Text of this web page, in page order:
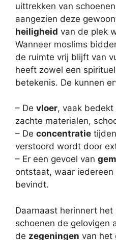
uittrekken van
aangezien deze
heiligheid van de plek
Wanneer moslims
de ruimte vrij blijft van
heeft zowel een
betekenis. De kunnen
– De vloer, vaak
zachte materialen,
– De concentratie
verstoord wordt door
– Er een gevoel van
ontstaat, waar iedereen
bevindt.
Daarnaast herinnert het
schoenen de gelovigen
de zegeningen van het